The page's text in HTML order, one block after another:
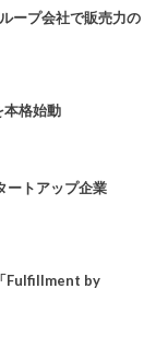
ープ会社で販売力の
本格始動
ートアップ企業
Fulfillment by